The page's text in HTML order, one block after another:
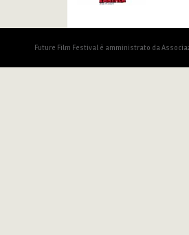
Future Film Festival è amministrato da